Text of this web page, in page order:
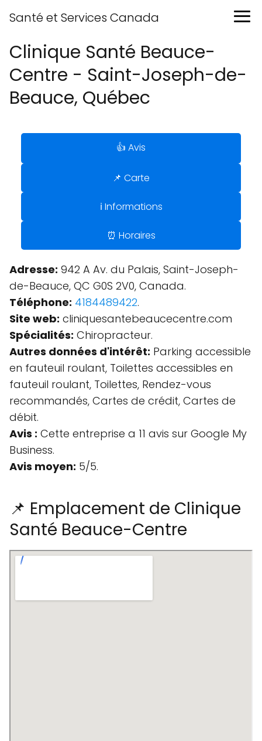
Santé et Services Canada
Clinique Santé Beauce-
Centre - Saint-Joseph-de-
Beauce, Québec
👍 Avis
📌 Carte
ℹ️ Informations
⏰ Horaires
Adresse: 942 A Av. du Palais, Saint-Joseph-
de-Beauce, QC G0S 2V0, Canada.
Téléphone: 4184489422.
Site web: cliniquesantebeaucecentre.com
Spécialités: Chiropracteur.
Autres données d'intérêt: Parking accessible
en fauteuil roulant, Toilettes accessibles en
fauteuil roulant, Toilettes, Rendez-vous
recommandés, Cartes de crédit, Cartes de
débit.
Avis : Cette entreprise a 11 avis sur Google My
Business.
Avis moyen: 5/5.
📌 Emplacement de Clinique
Santé Beauce-Centre